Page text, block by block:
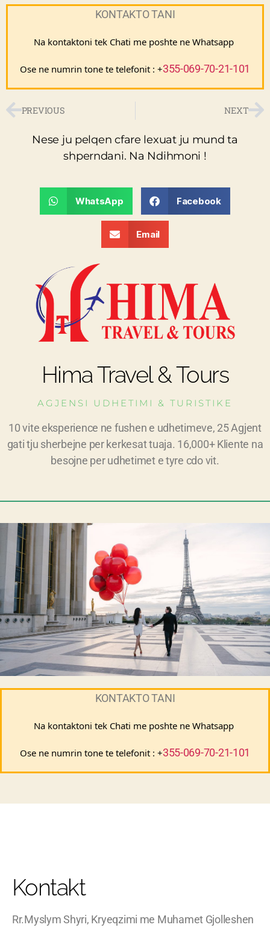
KONTAKTO TANI
Na kontaktoni tek Chati me poshte ne Whatsapp
Ose ne numrin tone te telefonit : +355-069-70-21-101
PREVIOUS NEXT
Nese ju pelqen cfare lexuat ju mund ta
shperndani. Na Ndihmoni !
WhatsApp Facebook
Email
Hima Travel & Tours
AGJENSI UDHETIMI & TURISTIKE
10 vite eksperience ne fushen e udhetimeve, 25 Agjent
gati tju sherbejne per kerkesat tuaja. 16,000+ Kliente na
besojne per udhetimet e tyre cdo vit.
KONTAKTO TANI
Na kontaktoni tek Chati me poshte ne Whatsapp
Ose ne numrin tone te telefonit : +355-069-70-21-101
Kontakt
Rr.Myslym Shyri, Kryeqzimi me Muhamet Gjolleshen